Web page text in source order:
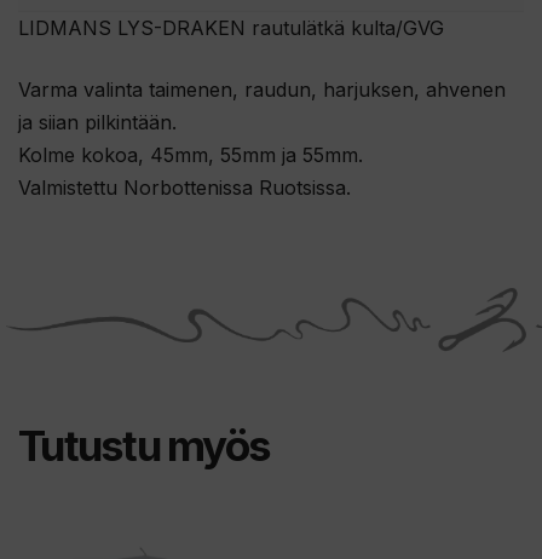
LIDMANS LYS-DRAKEN rautulätkä kulta/GVG
Varma valinta taimenen, raudun, harjuksen, ahvenen
ja siian pilkintään.
Kolme kokoa, 45mm, 55mm ja 55mm.
Valmistettu Norbottenissa Ruotsissa.
Tutustu myös